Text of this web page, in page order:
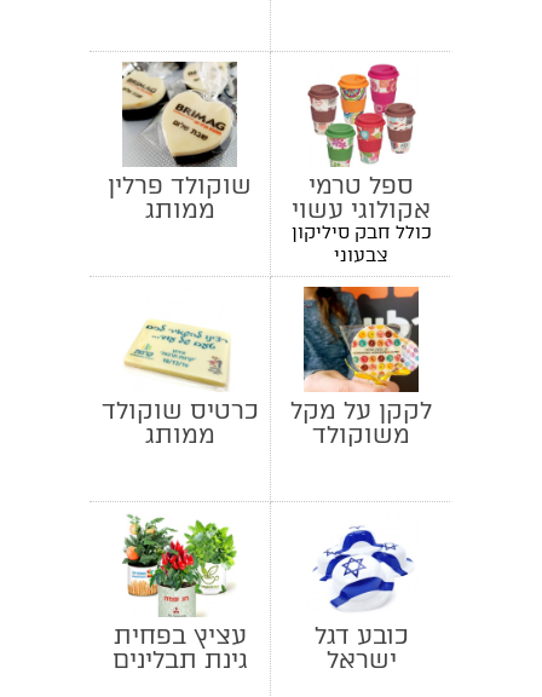
ספל טרמי
אקולוגי עשוי
במבוק
כולל חבק סיליקון
צבעוני
שוקולד פרלין
ממותג
לקקן על מקל
משוקולד
כרטיס שוקולד
ממותג
כובע דגל
ישראל
עציץ בפחית
גינת תבלינים